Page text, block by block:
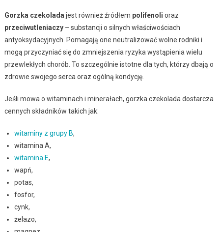
Gorzka czekolada jest również źródłem polifenoli oraz
przeciwutleniaczy– substancji o silnych właściwościach
antyoksydacyjnych. Pomagają one neutralizować wolne rodniki i
mogą przyczyniać się do zmniejszenia ryzyka wystąpienia wielu
przewlekłych chorób. To szczególnie istotne dla tych, którzy dbają o
zdrowie swojego serca oraz ogólną kondycję.
Jeśli mowa o witaminach i minerałach, gorzka czekolada dostarcza
cennych składników takich jak:
witaminy z grupy B,
witamina A,
witamina E,
wapń,
potas,
fosfor,
cynk,
żelazo,